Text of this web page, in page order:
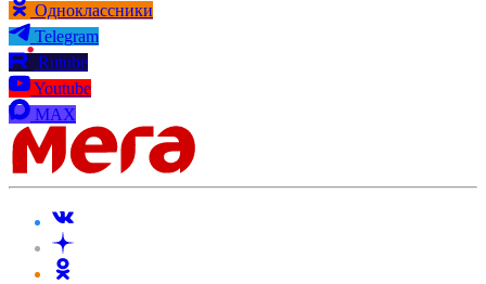
Одноклассники
Telegram
Rutube
Youtube
MAX